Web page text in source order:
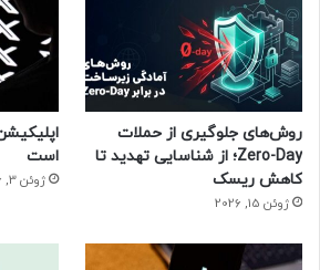
روش‌های جلوگیری از حملات
Zero-Day؛ از شناسایی تهدید تا
کاهش ریسک
ژوئن 15, 2026
است
ژوئن 3, 2026